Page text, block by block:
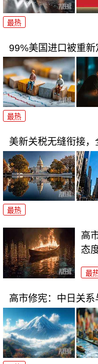
最热
99%美国进口被重
最热
美新关税无缝衔接，
最热
高
态
最
高市修宪：中日关